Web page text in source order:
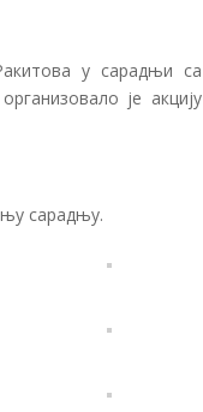
у сарадњи са
је акцију
сарадњу.